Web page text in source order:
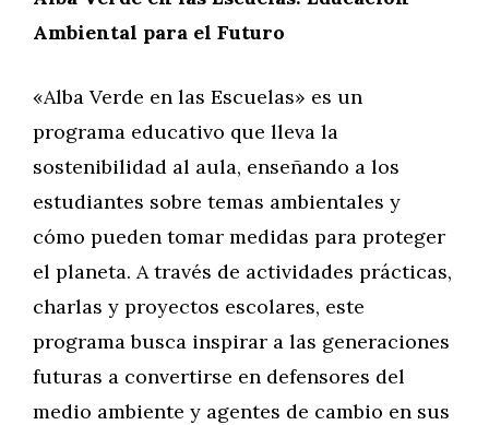
Ambiental para el Futuro
«Alba Verde en las Escuelas» es un
programa educativo que lleva la
sostenibilidad al aula, enseñando a los
estudiantes sobre temas ambientales y
cómo pueden tomar medidas para proteger
el planeta. A través de actividades prácticas,
charlas y proyectos escolares, este
programa busca inspirar a las generaciones
futuras a convertirse en defensores del
medio ambiente y agentes de cambio en sus